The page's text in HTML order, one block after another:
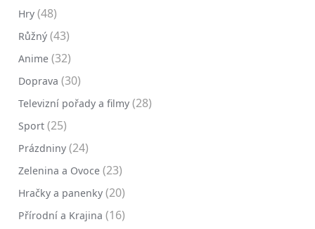
Hry (48)
Růžný (43)
Anime (32)
Doprava (30)
Televizní pořady a filmy (28)
Sport (25)
Prázdniny (24)
Zelenina a Ovoce (23)
Hračky a panenky (20)
Přírodní a Krajina (16)